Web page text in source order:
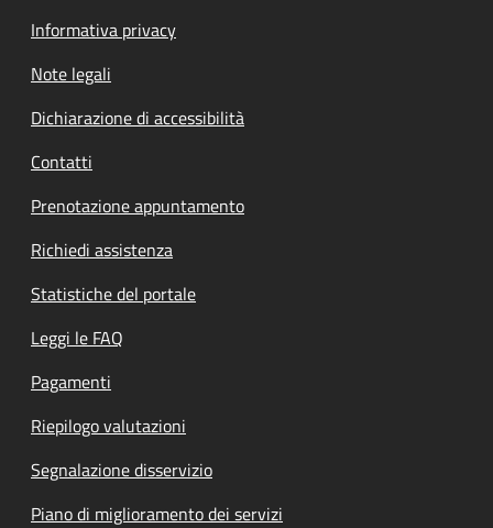
Informativa privacy
Note legali
Dichiarazione di accessibilità
Contatti
Prenotazione appuntamento
Richiedi assistenza
Statistiche del portale
Leggi le FAQ
Pagamenti
Riepilogo valutazioni
Segnalazione disservizio
Piano di miglioramento dei servizi